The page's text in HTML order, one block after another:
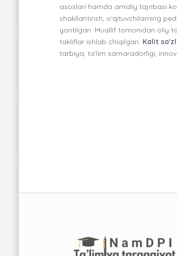
asoslari hamda amaliy tajribasi
shakllantirish, o‘qituvchilarning
yoritilgan. Muallif tomonidan oliy
takliflar ishlab chiqilgan. Kalit
tarbiya, ta’lim samaradorligi,